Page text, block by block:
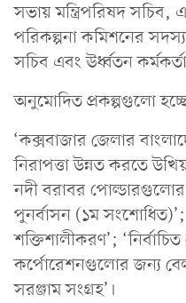
সভায় মন্ত্রিপরিষদ
পরিকল্পনা কমিশনের
সচিব এবং ঊর্ধ্বতন
অনুমোদিত প্রকল্পগুলো
‘কক্সবাজার জেলার
নিরাপত্তা উন্নত করতে
নদী বরাবর
পুনর্বাসন (১ম সংশোধিত)’;
শক্তিশালীকরণ’;
কর্পোরেশনগুলোর জন্য
সরঞ্জাম সংগ্রহ’।